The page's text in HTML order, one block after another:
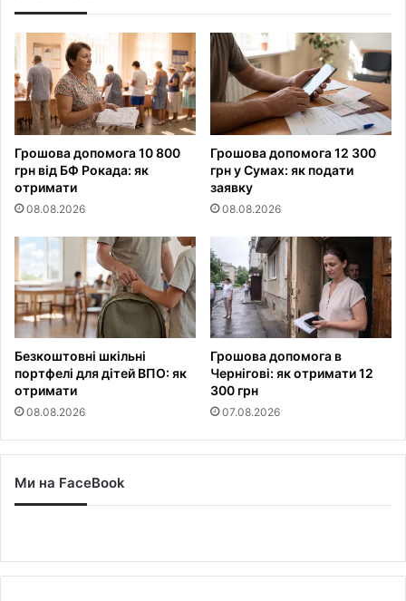
Грошова допомога 10 800
грн від БФ Рокада: як
отримати
08.08.2026
Грошова допомога 12 300
грн у Сумах: як подати
заявку
08.08.2026
Безкоштовні шкільні
портфелі для дітей ВПО: як
отримати
08.08.2026
Грошова допомога в
Чернігові: як отримати 12
300 грн
07.08.2026
Ми на FaceBook